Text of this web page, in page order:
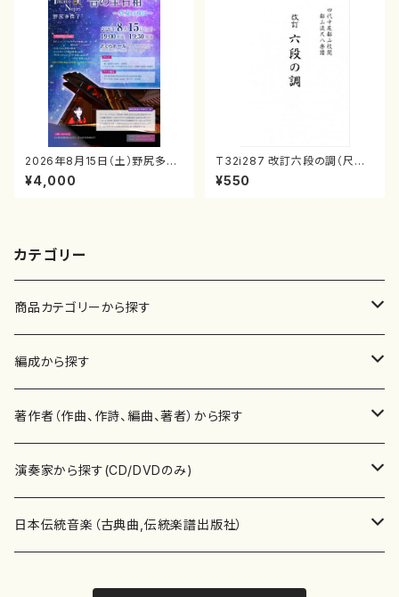
2026年8月15日（土）野尻多佳
子ピアノリサイタル 音の宝石
箱チケット一般
¥4,000
T32i287 改訂六段の調（尺八/
八橋検校/楽譜）都山no:1142
¥550
カテゴリー
商品カテゴリーから探す
楽譜
書籍
書籍
テキストブック
CD・DVD
チケット
編成から探す
邦楽器
箏・琴（ソロ）
箏・琴（合奏）
合唱
混声合唱
歌・声
著作者（作曲、作詩、編曲、著者）から探す
あ行
青木省三(アオキ ショウゾウ)
か行
演奏家から探す(CD/DVDのみ)
邦楽（箏、三味線、尺八等）演奏家
日本伝統音楽（古典曲,伝統楽譜出版社）